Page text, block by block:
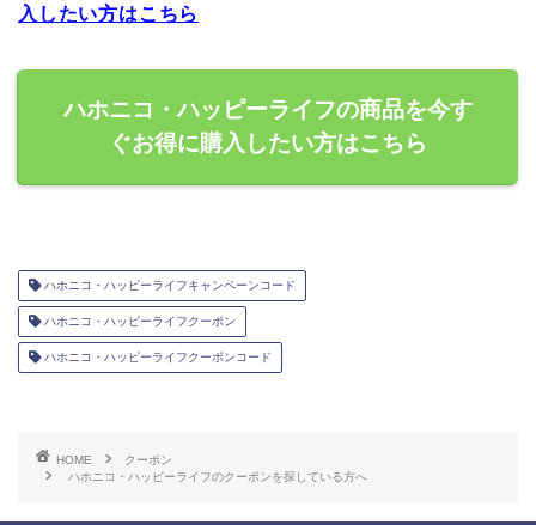
入したい方はこちら
ハホニコ・ハッピーライフの商品を今す
ぐお得に購入したい方はこちら
ハホニコ・ハッピーライフキャンペーンコード
ハホニコ・ハッピーライフクーポン
ハホニコ・ハッピーライフクーポンコード
HOME
クーポン
ハホニコ・ハッピーライフのクーポンを探している方へ